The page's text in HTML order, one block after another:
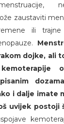
zaustaviti
ili
dojke, ali
i dalje imate
uvijek postoji